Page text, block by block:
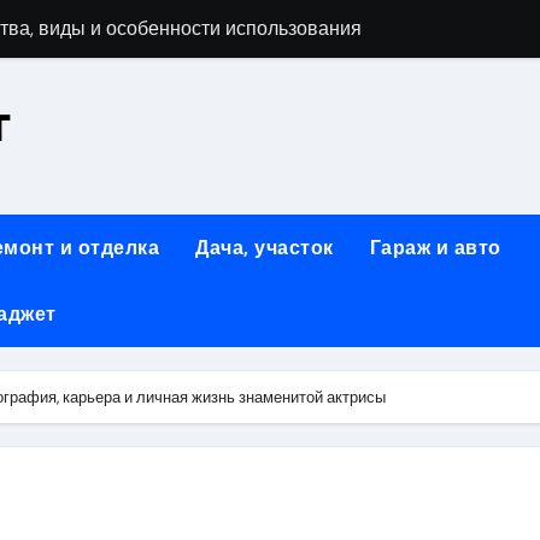
виды и особенности использования
помощник при ремонтных работах
к Успешному Реализации Ваших Идей
и практичность
Дома: Экологичность и Практичность
и отделка Дача, участок Гараж и авто
карьера и личная жизнь знаменитой актрисы